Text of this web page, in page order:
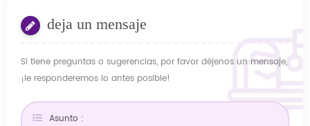
deja un mensaje
Si tiene preguntas o sugerencias, por favor déjenos un mensaje,
¡le responderemos lo antes posible!
Asunto :